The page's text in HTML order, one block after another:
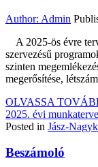
Author: Admin
A 2025-ös évre
szervezésű
szinten
megerősítése,
OLVASSA
2025. évi munkaterve
Posted in Jász-
Beszámoló